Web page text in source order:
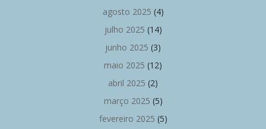
agosto 2025 (4)
julho 2025 (14)
junho 2025 (3)
maio 2025 (12)
abril 2025 (2)
março 2025 (5)
fevereiro 2025 (5)